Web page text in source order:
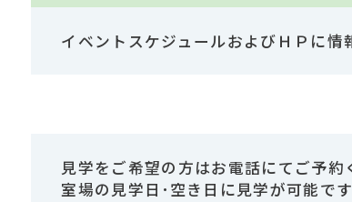
イベントスケジュールおよびＨＰに情
見学をご希望の方はお電話にてご予約
室場の見学日･空き日に見学が可能で